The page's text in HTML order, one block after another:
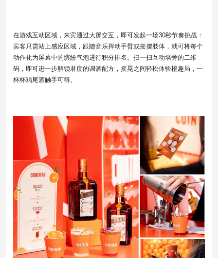
在游戏互动区域，来宾通过大屏交互，即可发起一场30秒节奏挑战：
宾客只需站上感应区域，跟随音乐挥动手臂或摇摆肢体，就可将每个
动作化为屏幕中的缤纷气泡进行积分排名。扫一扫互动墙旁的二维
码，即可进一步解锁君度的调酒配方，摇晃之间轻松体验橙趣局，一
杯杯鸡尾酒触手可得。